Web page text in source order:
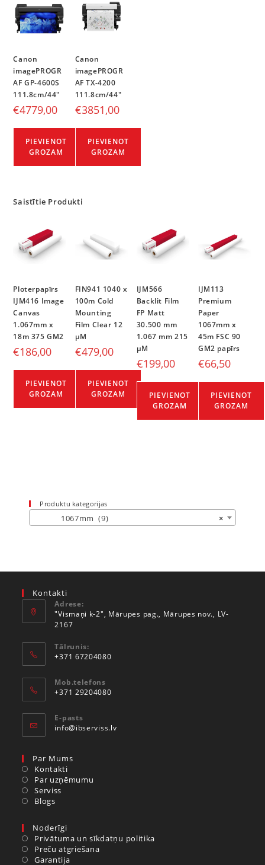
Canon
imagePROGR
AF GP-4600S
111.8cm/44″
€4779,00
PIEVIENOT
GROZAM
Canon
imagePROGR
AF TX-4200
111.8cm/44″
€3851,00
PIEVIENOT
GROZAM
Saistītie Produkti
Ploterpapīrs
IJM416 Image
Canvas
1.067mm x
18m 375 GM2
€186,00
PIEVIENOT
GROZAM
FIN941 1040 x
100m Cold
Mounting
Film Clear 12
µM
€479,00
PIEVIENOT
GROZAM
IJM566
Backlit Film
FP Matt
30.500 mm
1.067 mm 215
µM
€199,00
PIEVIENOT
GROZAM
IJM113
Premium
Paper
1067mm x
45m FSC 90
GM2 papīrs
€66,50
PIEVIENOT
GROZAM
Produktu kategorijas
×
1067mm (9)
Kontakti
Adrese:
"Vismaņi k-2", Mārupes pag., Mārupes nov., LV-
2167
Tālrunis:
+371 67204080
Mob.telefons
+371 29204080
E-pasts
info@ibserviss.lv
Par Mums
Kontakti
Par uzņēmumu
Serviss
Blogs
Noderīgi
Privātuma un sīkdatņu politika
Preču atgriešana
Garantija